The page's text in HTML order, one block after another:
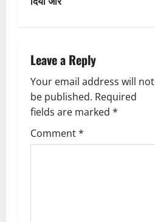
a
i
g
a
t
Leave a Reply
Your email address will not
be published. Required
fields are marked *
Comment*